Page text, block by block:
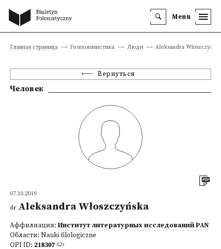
Menu
Главная страница Геополонистика Люди Aleksandra
Вернуться
Человек
07.10.2019
dr Aleksandra Włoszczyńska
Аффилиация: Институт литературных исследований PAN
Области: Nauki filologiczne
OPI ID: 218307